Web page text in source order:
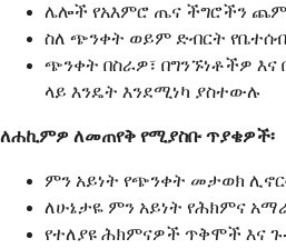
ሌሎች የአእምሮ ጤና ችግሮችን
ስለ ጭንቀት ወይም ድብርት
ጭንቀት በስራዎ፣ በግንኙነቶችዎ እና
ላይ እንዴት እንደሚነካ ያስተውሉ
ለሐኪምዎ ለመጠየቅ የሚያስቡ ጥያቄዎች፡
ምን አይነት የጭንቀት መታወክ
ለሁኔታዬ ምን አይነት የሕክምና
የተለያዩ ሕክምናዎች ጥቅሞች እና